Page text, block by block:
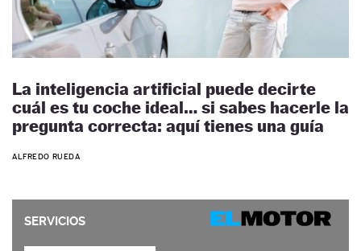
La inteligencia artificial puede decirte
cuál es tu coche ideal… si sabes hacerle la
pregunta correcta: aquí tienes una guía
ALFREDO RUEDA